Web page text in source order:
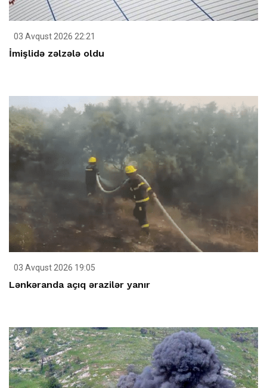
03 Avqust 2026 22:21
İmişlidə zəlzələ oldu
03 Avqust 2026 19:05
Lənkəranda açıq ərazilər yanır